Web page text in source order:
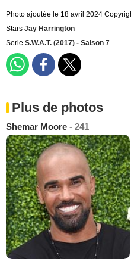
Photo ajoutée le 18 avril 2024
Stars Jay Harrington
Serie S.W.A.T. (2017) - Saison 7
Plus de photos
Shemar Moore - 241